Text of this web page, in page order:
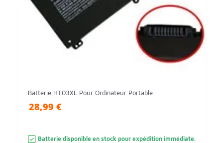
Batterie HT03XL Pour Ordinateur Portable
28,99 €
Batterie disponible en stock pour expédition immédiate.